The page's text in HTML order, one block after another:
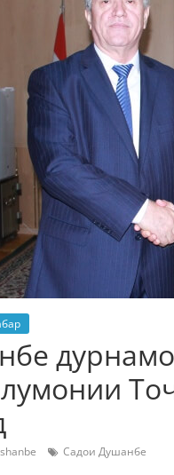
Садои Душанбе